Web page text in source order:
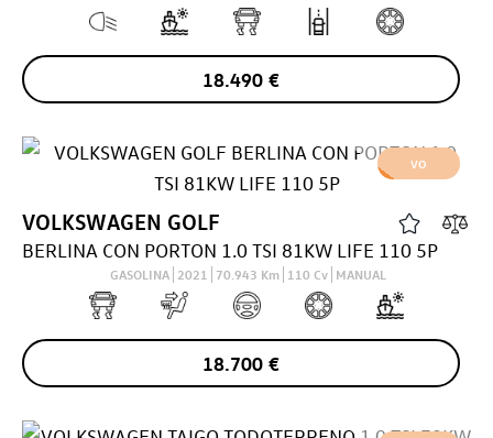
18.490 €
VO
VOLKSWAGEN GOLF
BERLINA CON PORTON 1.0 TSI 81KW LIFE 110 5P
GASOLINA 2021 70.943 Km 110 Cv MANUAL
18.700 €